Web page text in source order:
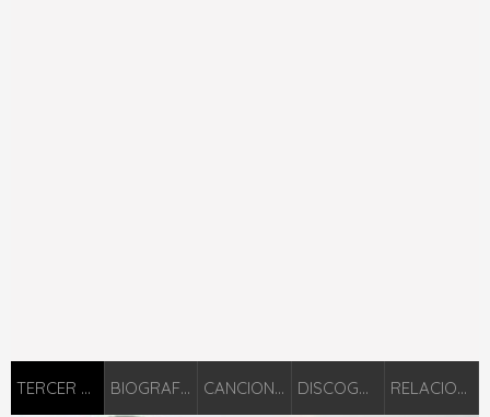
TERCER CIELO BIOGRAFIÁ CANCIONES DISCOGRAFÍA RELACIONADOS